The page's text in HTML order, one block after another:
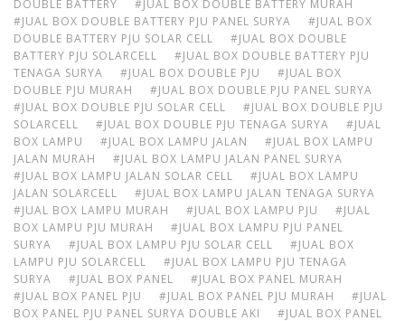
DOUBLE BATTERY
#JUAL BOX DOUBLE BATTERY MURAH
#JUAL BOX DOUBLE BATTERY PJU PANEL SURYA
#JUAL BOX
DOUBLE BATTERY PJU SOLAR CELL
#JUAL BOX DOUBLE
BATTERY PJU SOLARCELL
#JUAL BOX DOUBLE BATTERY PJU
TENAGA SURYA
#JUAL BOX DOUBLE PJU
#JUAL BOX
DOUBLE PJU MURAH
#JUAL BOX DOUBLE PJU PANEL SURYA
#JUAL BOX DOUBLE PJU SOLAR CELL
#JUAL BOX DOUBLE PJU
SOLARCELL
#JUAL BOX DOUBLE PJU TENAGA SURYA
#JUAL
BOX LAMPU
#JUAL BOX LAMPU JALAN
#JUAL BOX LAMPU
JALAN MURAH
#JUAL BOX LAMPU JALAN PANEL SURYA
#JUAL BOX LAMPU JALAN SOLAR CELL
#JUAL BOX LAMPU
JALAN SOLARCELL
#JUAL BOX LAMPU JALAN TENAGA SURYA
#JUAL BOX LAMPU MURAH
#JUAL BOX LAMPU PJU
#JUAL
BOX LAMPU PJU MURAH
#JUAL BOX LAMPU PJU PANEL
SURYA
#JUAL BOX LAMPU PJU SOLAR CELL
#JUAL BOX
LAMPU PJU SOLARCELL
#JUAL BOX LAMPU PJU TENAGA
SURYA
#JUAL BOX PANEL
#JUAL BOX PANEL MURAH
#JUAL BOX PANEL PJU
#JUAL BOX PANEL PJU MURAH
#JUAL
BOX PANEL PJU PANEL SURYA DOUBLE AKI
#JUAL BOX PANEL